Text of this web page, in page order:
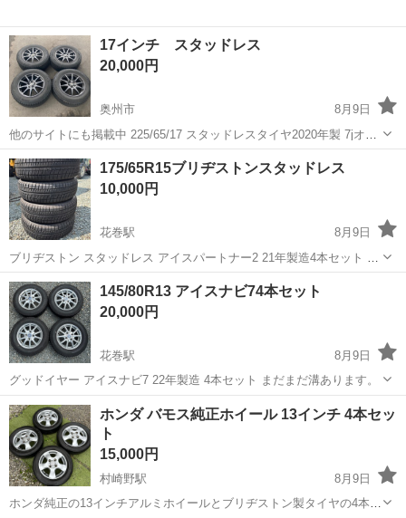
17インチ スタッドレス
20,000円
奥州市
8月9日
他のサイトにも掲載中 225/65/17 スタッドレスタイヤ2020年製 7jオフ
セット＋48 pcd114.3 5Hで室内保管で状態も良くバリ溝になります。
引き渡し後の返金キャンセル等お断りしてましたのでご了承願いま
す。
岩手 奥州市 タイヤ、ホイール
175/65R15ブリヂストンスタッドレス
10,000円
花巻駅
8月9日
ブリヂストン スタッドレス アイスパートナー2 21年製造4本セット 溝
はまだあります。
岩手 花巻市 タイヤ、ホイール
145/80R13 アイスナビ74本セット
20,000円
花巻駅
8月9日
グッドイヤー アイスナビ7 22年製造 4本セット まだまだ溝あります。
岩手 花巻市 花巻駅 タイヤ、ホイール
ホンダ バモス純正ホイール 13インチ 4本セッ
ト
15,000円
村崎野駅
8月9日
ホンダ純正の13インチアルミホイールとブリヂストン製タイヤの4本セ